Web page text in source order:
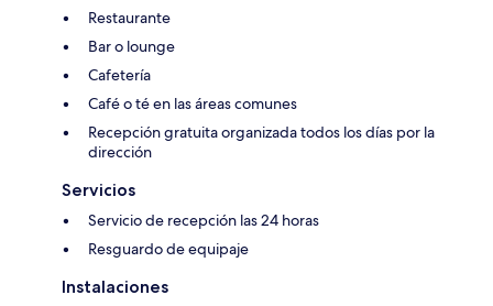
Restaurante
Bar o lounge
Cafetería
Café o té en las áreas comunes
Recepción gratuita organizada todos los días por la
dirección
Servicios
Servicio de recepción las 24 horas
Resguardo de equipaje
Instalaciones